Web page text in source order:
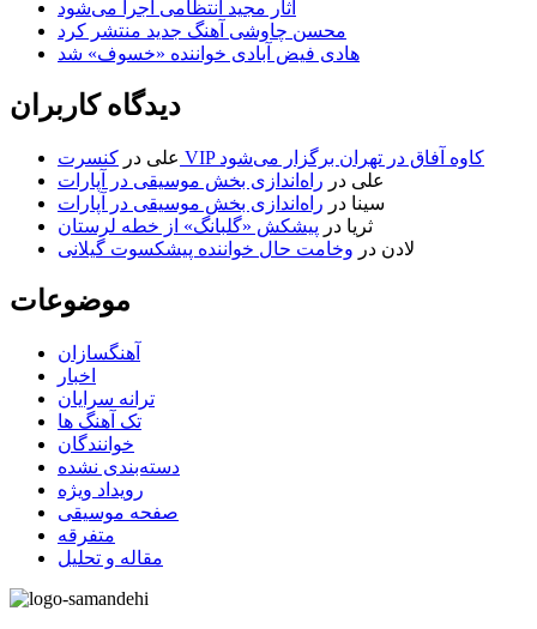
آثار مجید انتظامی اجرا می‌شود
محسن چاوشی آهنگ جدید منتشر کرد
هادی فیض آبادی خواننده «خسوف» شد
دیدگاه کاربران
علی در
کنسرت VIP کاوه آفاق در تهران برگزار می‌شود
علی در راه‌اندازی بخش موسیقی در آپارات
سینا در راه‌اندازی بخش موسیقی در آپارات
ثریا در پیشکش «گلبانگ» از خطه لرستان
لادن در وخامت حال خواننده پیشکسوت گیلانی
موضوعات
آهنگسازان
اخبار
ترانه سرایان
تک آهنگ ها
خوانندگان
دسته‌بندی نشده
رویداد ویژه
صفحه موسیقی
متفرقه
مقاله و تحلیل